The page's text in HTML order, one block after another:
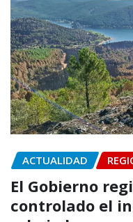
ACTUALIDAD
El Gobierno
controlado el